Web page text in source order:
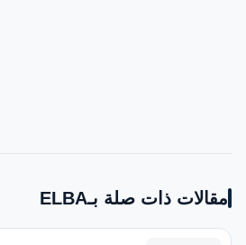
مقالات ذات صلة بـELBA